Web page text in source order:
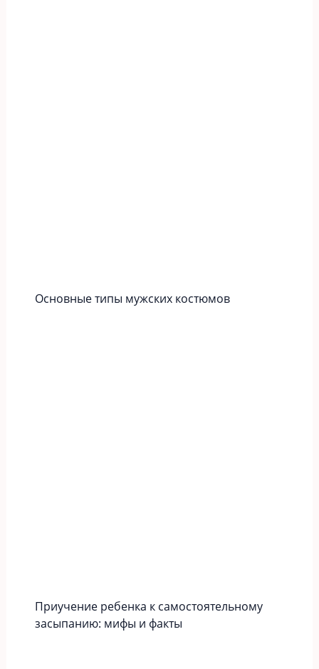
Основные типы мужских костюмов
Приучение ребенка к самостоятельному
засыпанию: мифы и факты